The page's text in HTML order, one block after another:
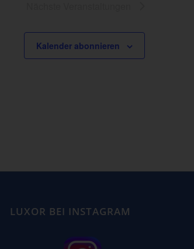
Kalender abonnieren
LUXOR BEI INSTAGRAM